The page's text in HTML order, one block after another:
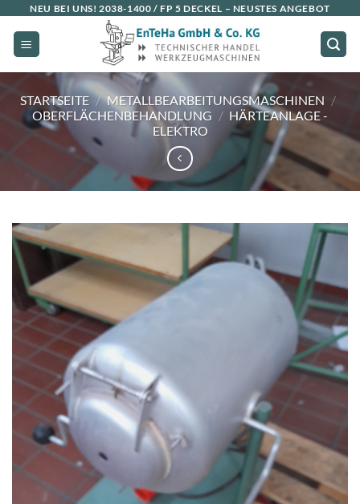
Inhalt
springen
NEU BEI UNS! 2038-1400 / FP 5 DECKEL – NEUSTES ANGEBOT
STARTSEITE / METALLBEARBEITUNGSMASCHINEN /
OBERFLÄCHENBEHANDLUNG / HÄRTEANLAGE -
ELEKTRO